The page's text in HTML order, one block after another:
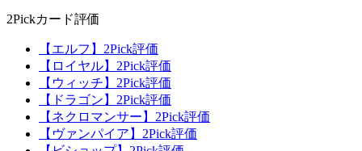
2Pickカード評価
【エルフ】2Pick評価
【ロイヤル】2Pick評価
【ウィッチ】2Pick評価
【ドラゴン】2Pick評価
【ネクロマンサー】2Pick評価
【ヴァンパイア】2Pick評価